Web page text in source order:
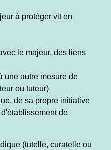
à protéger vit en
le majeur, des liens
une autre mesure de
ou tuteur)
, de sa propre initiative
de
(tutelle, curatelle ou